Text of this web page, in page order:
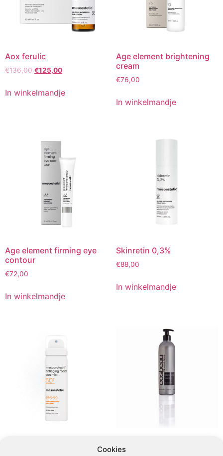
Cookies
Aox ferulic
€136,00 Oorspronkelijke
was:
€136,00.
€125,00Huidige
is:
In winkelmandje
Age element brightening
cream
€76,00
In winkelmandje
Age element firming eye
contour
€72,00
In winkelmandje
Skinretin 0,3%
€88,00
In winkelmandje
Anti-Aging Facial Sun Mist
Cosbeau slimming serum